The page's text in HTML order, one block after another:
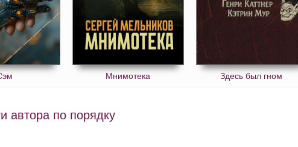
Мнимотека Здесь был гном
автора по порядку